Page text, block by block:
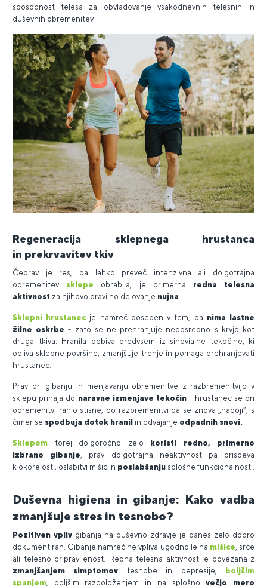
sposobnost telesa za obvladovanje vsakodnevnih telesnih in
duševnih obremenitev.
Regeneracija sklepnega hrustanca
in prekrvavitev tkiv
Čeprav je res, da lahko preveč intenzivna ali dolgotrajna
obremenitev sklepe obrablja, je primerna redna telesna
aktivnost za njihovo pravilno delovanje nujna.
Sklepni hrustanec je namreč poseben v tem, da nima lastne
žilne oskrbe - zato se ne prehranjuje neposredno s krvjo kot
druga tkiva. Hranila dobiva predvsem iz sinovialne tekočine, ki
obliva sklepne površine, zmanjšuje trenje in pomaga prehranjevati
hrustanec.
Prav pri gibanju in menjavanju obremenitve z razbremenitvijo v
sklepu prihaja do naravne izmenjave tekočin - hrustanec se pri
obremenitvi rahlo stisne, po razbremenitvi pa se znova „napoji“, s
čimer se spodbuja dotok hranil in odvajanje odpadnih snovi.
Sklepom torej dolgoročno zelo
koristi redno, primerno
izbrano gibanje, prav dolgotrajna neaktivnost pa prispeva
k okorelosti, oslabitvi mišic in poslabšanju splošne funkcionalnosti.
Duševna higiena in gibanje: Kako vadba
zmanjšuje stres in tesnobo?
Pozitiven vpliv gibanja na duševno zdravje je danes zelo dobro
dokumentiran. Gibanje namreč ne vpliva ugodno le na mišice, srce
ali telesno pripravljenost. Redna telesna aktivnost je povezana z
zmanjšanjem simptomov tesnobe in depresije,
boljšim
spanjem, boljšim razpoloženjem in na splošnovečjo mero